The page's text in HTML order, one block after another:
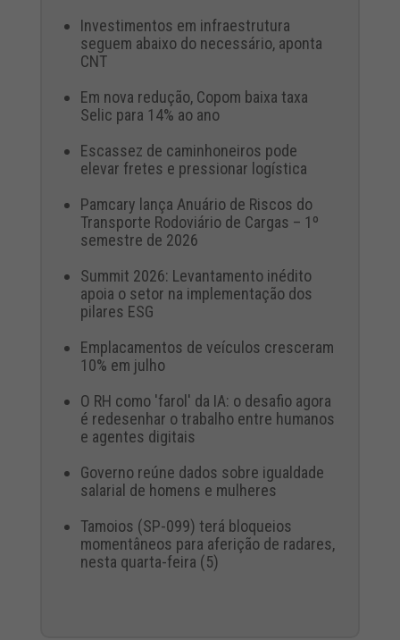
Investimentos em infraestrutura
seguem abaixo do necessário, aponta
CNT
Em nova redução, Copom baixa taxa
Selic para 14% ao ano
Escassez de caminhoneiros pode
elevar fretes e pressionar logística
Pamcary lança Anuário de Riscos do
Transporte Rodoviário de Cargas – 1º
semestre de 2026
Summit 2026: Levantamento inédito
apoia o setor na implementação dos
pilares ESG
Emplacamentos de veículos cresceram
10% em julho
O RH como 'farol' da IA: o desafio agora
é redesenhar o trabalho entre humanos
e agentes digitais
Governo reúne dados sobre igualdade
salarial de homens e mulheres
Tamoios (SP-099) terá bloqueios
momentâneos para aferição de radares,
nesta quarta-feira (5)